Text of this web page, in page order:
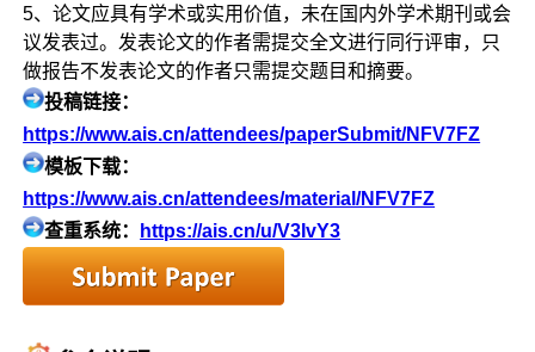
5、论文应具有学术或实用价值，未在国内外学术期刊或会
议发表过。发表论文的作者需提交全文进行同行评审，只
做报告不发表论文的作者只需提交题目和摘要。
投稿链接：
https://www.ais.cn/attendees/paperSubmit/NFV7FZ
模板下载：
https://www.ais.cn/attendees/material/NFV7FZ
查重系统：
https://ais.cn/u/V3IvY3